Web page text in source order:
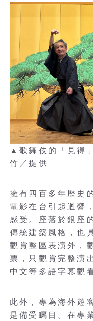
▲歌舞伎的「見得
竹／提供
擁有四百多年歷史
電影在台引起迴響
感受。座落於銀座
傳統建築風格，也
觀賞整區表演外，
票，只觀賞完整演
中文等多語字幕觀
此外，專為海外遊
是備受矚目。在專